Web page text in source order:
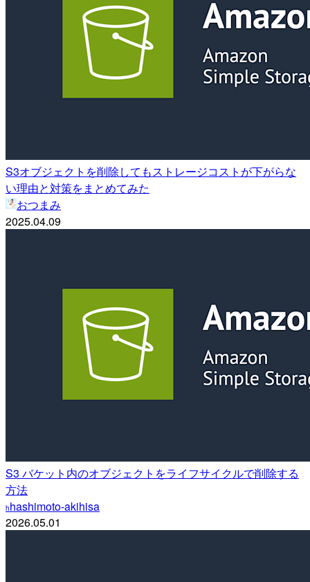
S3オブジェクトを削除してもストレージコストが下がらな
い理由と対策をまとめてみた
おつまみ
2025.04.09
S3 バケット内のオブジェクトをライフサイクルで削除する
方法
hhashimoto-akihisa
2026.05.01